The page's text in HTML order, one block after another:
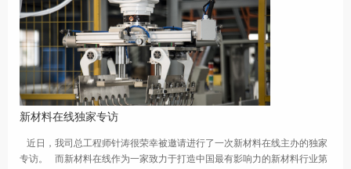
新材料在线独家专访
近日，我司总工程师针涛很荣幸被邀请进行了一次新材料在线主办的独家
专访。 而新材料在线作为一家致力于打造中国最有影响力的新材料行业第